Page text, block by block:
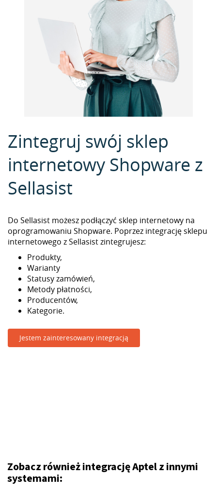
Zintegruj swój sklep
internetowy Shopware z
Sellasist
Do Sellasist możesz podłączyć sklep internetowy na
oprogramowaniu Shopware. Poprzez integrację sklepu
internetowego z Sellasist zintegrujesz:
Produkty,
Warianty
Statusy zamówień,
Metody płatności,
Producentów,
Kategorie.
Jestem zainteresowany integracją
Zobacz również integrację Aptel z innymi
systemami: